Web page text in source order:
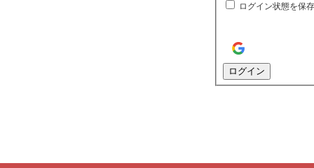
ログイン状態を保
ログイン